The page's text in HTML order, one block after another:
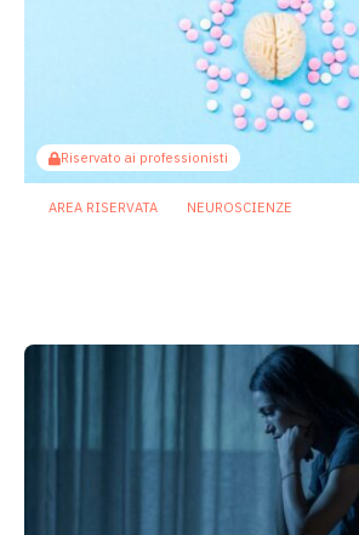
Riservato ai professionisti
AREA RISERVATA NEUROSCIENZE